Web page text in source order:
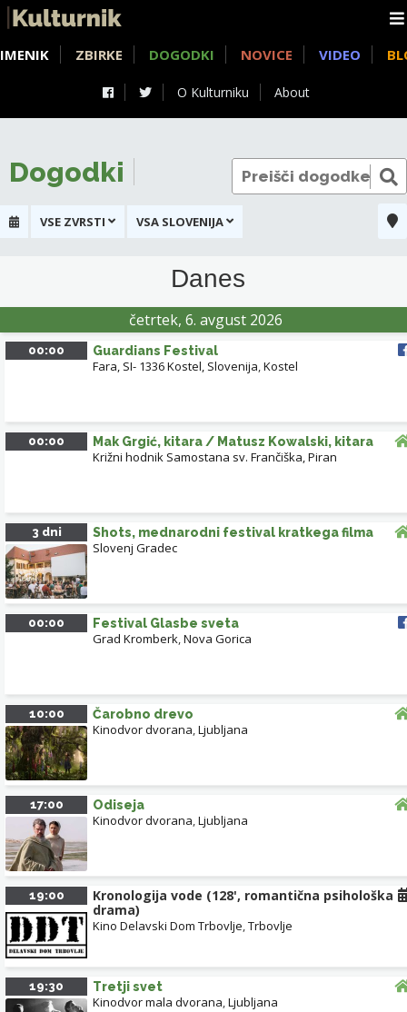
O Kulturniku About
IMENIK ZBIRKE DOGODKI NOVICE VIDEO
Dogodki
VSE ZVRSTI VSA SLOVENIJA
NOVA GORICA VRHNIKA
SLOVENJ GRADEC
CELJE
IZOLA
KRANJ
RADOVLJICA
ANKARAN ILIRSKA BISTRICA
KOPER
PORTOROŽ
BREŽICE
SLOVENSKE
KAMNIK
Leaflet| ©OpenStreetMapcontributors
Danes
četrtek, 6. avgust 2026
00:00 Guardians Festival
Fara, SI- 1336 Kostel, Slovenija,Kostel
00:00 Mak Grgić, kitara / Matusz Kowalski, kitara
Križni hodnik Samostana sv. Frančiška, Piran
3 dni Shots, mednarodni festival kratkega filma
Slovenj Gradec
00:00 Festival Glasbe sveta
Grad Kromberk,Nova Gorica
10:00 Čarobno drevo
Kinodvor dvorana,Ljubljana
17:00 Odiseja
Kinodvor dvorana,Ljubljana
19:00
Kronologija vode (128', romantična psihološka
drama)
Kino Delavski Dom Trbovlje,Trbovlje
19:30 Tretji svet
Kinodvor mala dvorana,Ljubljana